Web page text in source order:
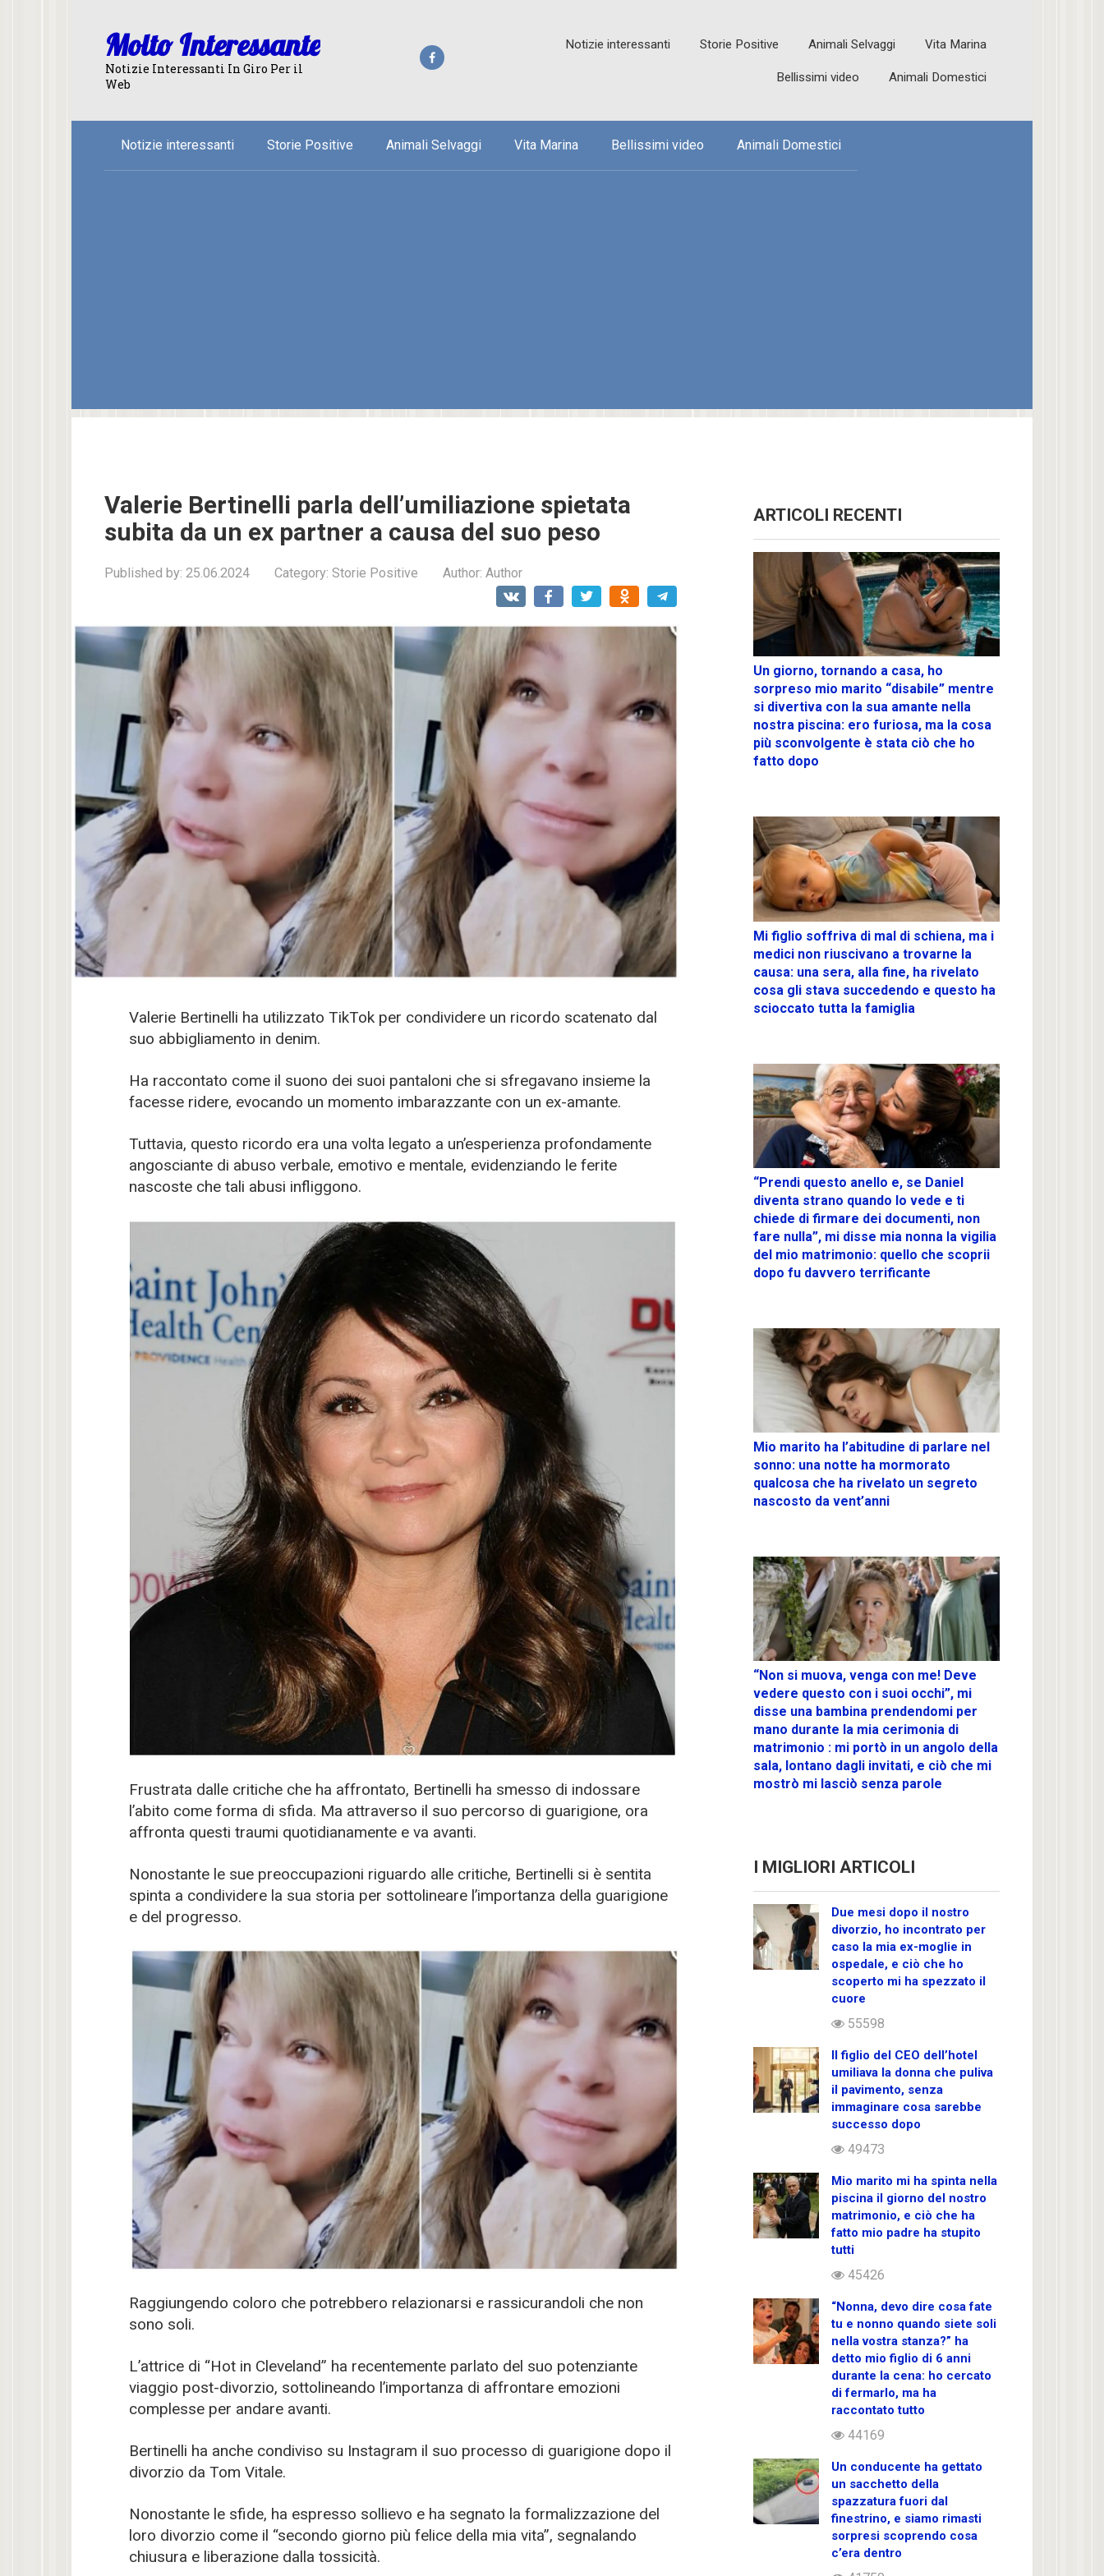
Molto Interessante
Notizie Interessanti In Giro Per il
Web
Notizie interessanti Storie Positive Animali Selvaggi Vita Marina
Bellissimi video Animali Domestici
Notizie interessanti Storie Positive Animali Selvaggi Vita Marina Bellissimi video Animali Domestici
Valerie Bertinelli parla dell’umiliazione spietata
subita da un ex partner a causa del suo peso
Published by: 25.06.2024 Category: Storie Positive Author: Author
Valerie Bertinelli ha utilizzato TikTok per condividere un ricordo scatenato dal
suo abbigliamento in denim.
Ha raccontato come il suono dei suoi pantaloni che si sfregavano insieme la
facesse ridere, evocando un momento imbarazzante con un ex-amante.
Tuttavia, questo ricordo era una volta legato a un’esperienza profondamente
angosciante di abuso verbale, emotivo e mentale, evidenziando le ferite
nascoste che tali abusi infliggono.
Frustrata dalle critiche che ha affrontato, Bertinelli ha smesso di indossare
l’abito come forma di sfida. Ma attraverso il suo percorso di guarigione, ora
affronta questi traumi quotidianamente e va avanti.
Nonostante le sue preoccupazioni riguardo alle critiche, Bertinelli si è sentita
spinta a condividere la sua storia per sottolineare l’importanza della guarigione
e del progresso.
Raggiungendo coloro che potrebbero relazionarsi e rassicurandoli che non
sono soli.
L’attrice di “Hot in Cleveland” ha recentemente parlato del suo potenziante
viaggio post-divorzio, sottolineando l’importanza di affrontare emozioni
complesse per andare avanti.
Bertinelli ha anche condiviso su Instagram il suo processo di guarigione dopo il
divorzio da Tom Vitale.
Nonostante le sfide, ha espresso sollievo e ha segnato la formalizzazione del
loro divorzio come il “secondo giorno più felice della mia vita”, segnalando
chiusura e liberazione dalla tossicità.
ARTICOLI RECENTI
Un giorno, tornando a casa, ho
sorpreso mio marito “disabile” mentre
si divertiva con la sua amante nella
nostra piscina: ero furiosa, ma la cosa
più sconvolgente è stata ciò che ho
fatto dopo
Mi figlio soffriva di mal di schiena, ma i
medici non riuscivano a trovarne la
causa: una sera, alla fine, ha rivelato
cosa gli stava succedendo e questo ha
scioccato tutta la famiglia
“Prendi questo anello e, se Daniel
diventa strano quando lo vede e ti
chiede di firmare dei documenti, non
fare nulla”, mi disse mia nonna la vigilia
del mio matrimonio: quello che scoprii
dopo fu davvero terrificante
Mio marito ha l’abitudine di parlare nel
sonno: una notte ha mormorato
qualcosa che ha rivelato un segreto
nascosto da vent’anni
“Non si muova, venga con me! Deve
vedere questo con i suoi occhi”, mi
disse una bambina prendendomi per
mano durante la mia cerimonia di
matrimonio : mi portò in un angolo della
sala, lontano dagli invitati, e ciò che mi
mostrò mi lasciò senza parole
I MIGLIORI ARTICOLI
Due mesi dopo il nostro
divorzio, ho incontrato per
caso la mia ex-moglie in
ospedale, e ciò che ho
scoperto mi ha spezzato il
cuore
55598
Il figlio del CEO dell’hotel
umiliava la donna che puliva
il pavimento, senza
immaginare cosa sarebbe
successo dopo
49473
Mio marito mi ha spinta nella
piscina il giorno del nostro
matrimonio, e ciò che ha
fatto mio padre ha stupito
tutti
45426
“Nonna, devo dire cosa fate
tu e nonno quando siete soli
nella vostra stanza?” ha
detto mio figlio di 6 anni
durante la cena: ho cercato
di fermarlo, ma ha
raccontato tutto
44169
Un conducente ha gettato
un sacchetto della
spazzatura fuori dal
finestrino, e siamo rimasti
sorpresi scoprendo cosa
c’era dentro